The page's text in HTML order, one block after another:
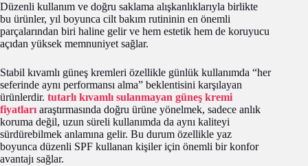
Düzenli kullanım ve doğru saklama alışkanlıklarıyla birlikte
bu ürünler, yıl boyunca cilt bakım rutininin en önemli
parçalarından biri haline gelir ve hem estetik hem de koruyucu
açıdan yüksek memnuniyet sağlar.
Stabil kıvamlı güneş kremleri özellikle günlük kullanımda “her
seferinde aynı performansı alma” beklentisini karşılayan
ürünlerdir. tutarlı kıvamlı sulanmayan güneş kremi
fiyatları araştırmasında doğru ürüne yönelmek, sadece anlık
koruma değil, uzun süreli kullanımda da aynı kaliteyi
sürdürebilmek anlamına gelir. Bu durum özellikle yaz
boyunca düzenli SPF kullanan kişiler için önemli bir konfor
avantajı sağlar.